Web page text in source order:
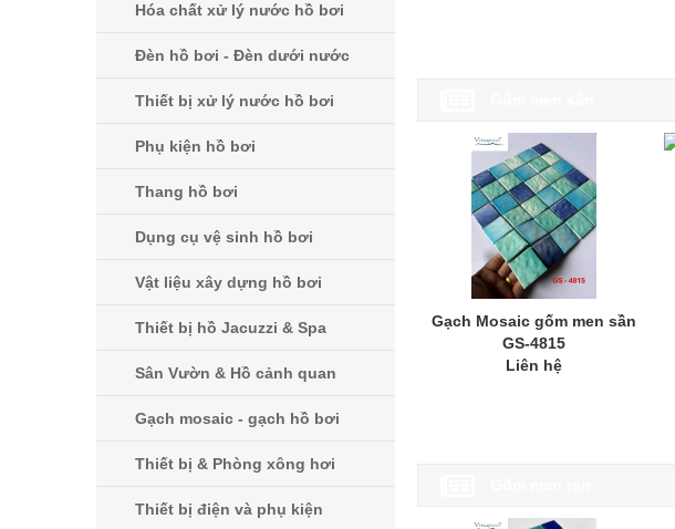
Hóa chất xử lý nước hồ bơi
Đèn hồ bơi - Đèn dưới nước
Thiết bị xử lý nước hồ bơi
Phụ kiện hồ bơi
Thang hồ bơi
Dụng cụ vệ sinh hồ bơi
Vật liệu xây dựng hồ bơi
Thiết bị hồ Jacuzzi & Spa
Sân Vườn & Hồ cảnh quan
Gạch mosaic - gạch hồ bơi
Thiết bị & Phòng xông hơi
Thiết bị điện và phụ kiện
Gạch Mosaic gốm men sần
GS-4815
Liên hệ